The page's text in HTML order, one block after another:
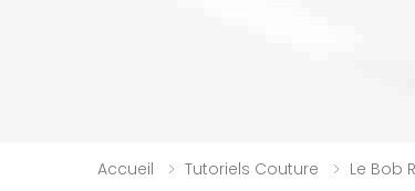
Accueil Tutoriels Couture Le Bob